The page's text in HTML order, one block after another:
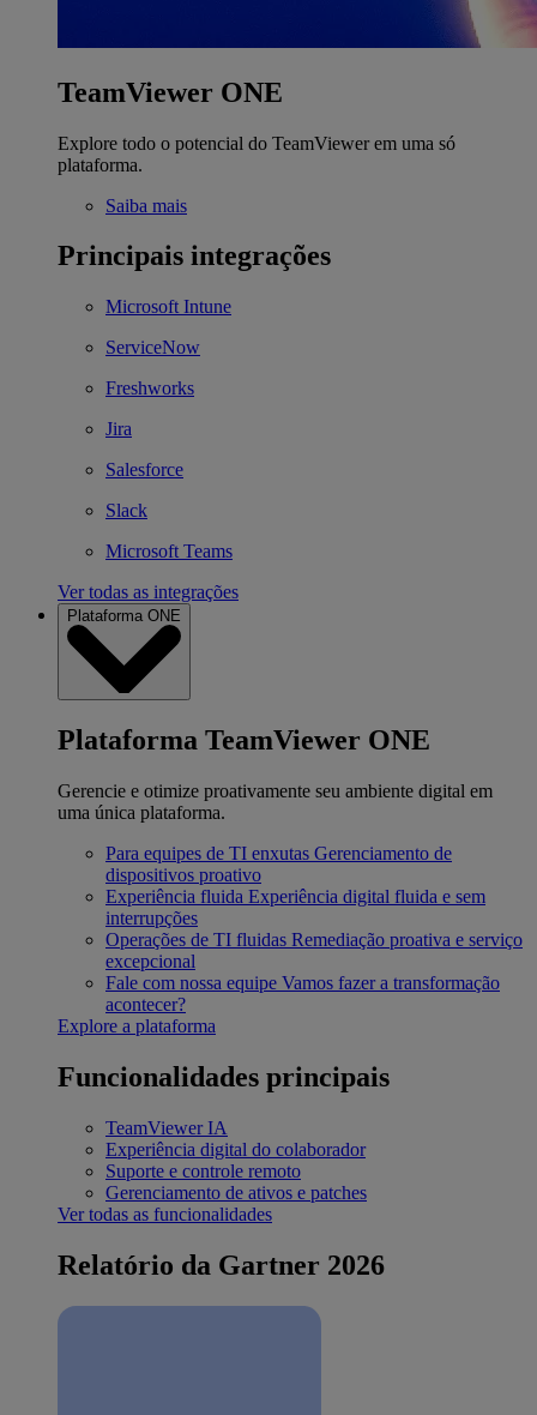
TeamViewer ONE
Explore todo o potencial do TeamViewer em uma só
plataforma.
Saiba mais
Principais integrações
Microsoft Intune
ServiceNow
Freshworks
Jira
Salesforce
Slack
Microsoft Teams
Ver todas as integrações
Plataforma ONE
Plataforma TeamViewer ONE
Gerencie e otimize proativamente seu ambiente digital em
uma única plataforma.
Para equipes de TI enxutas Gerenciamento de
dispositivos proativo
Experiência fluida Experiência digital fluida e sem
interrupções
Operações de TI fluidas Remediação proativa e serviço
excepcional
Fale com nossa equipe Vamos fazer a transformação
acontecer?
Explore a plataforma
Funcionalidades principais
TeamViewer IA
Experiência digital do colaborador
Suporte e controle remoto
Gerenciamento de ativos e patches
Ver todas as funcionalidades
Relatório da Gartner 2026